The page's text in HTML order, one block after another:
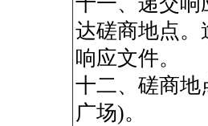
达磋商地点。
响应文件。
十二、磋商地
广场)。